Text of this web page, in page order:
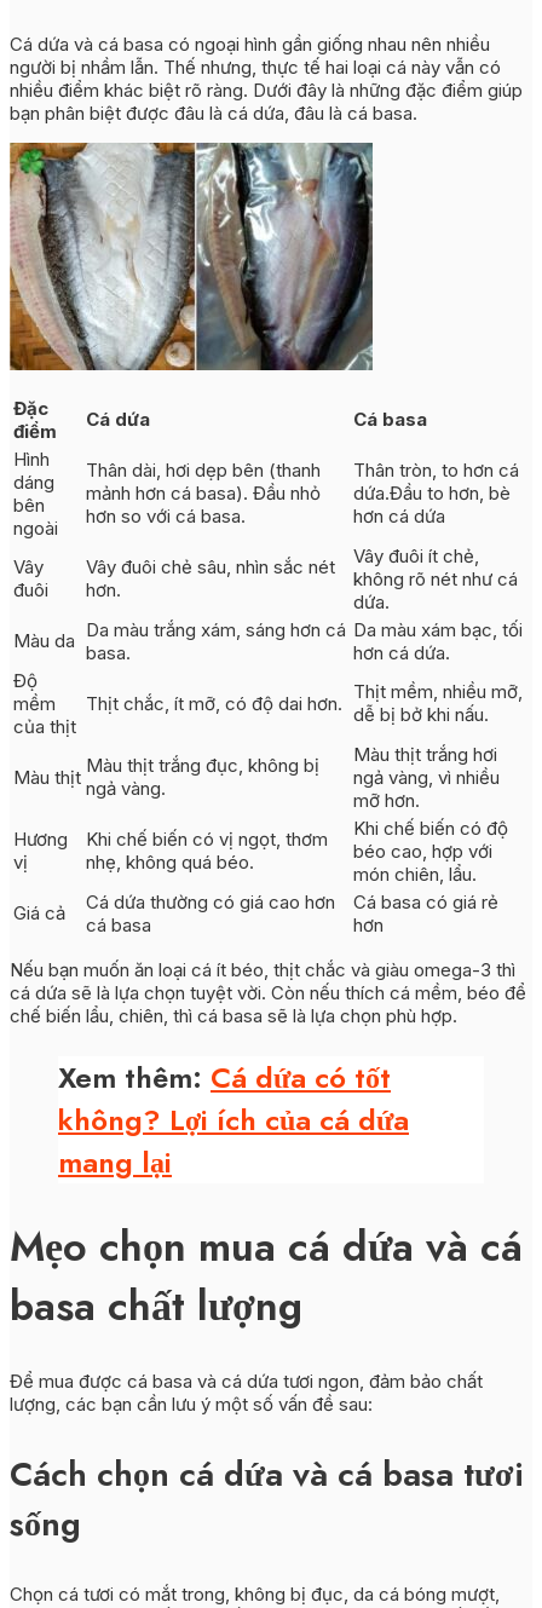
Cá dứa và cá basa có ngoại hình gần giống nhau nên nhiều
người bị nhầm lẫn. Thế nhưng, thực tế hai loại cá này vẫn có
nhiều điểm khác biệt rõ ràng. Dưới đây là những đặc điểm giúp
bạn phân biệt được đâu là cá dứa, đâu là cá basa.
Đặc
điểm
Cá dứa
Cá basa
Hình
dáng
bên
ngoài
Thân dài, hơi dẹp bên (thanh
mảnh hơn cá basa). Đầu nhỏ
hơn so với cá basa.
Thân tròn, to hơn cá
dứa.Đầu to hơn, bè
hơn cá dứa
Vây
đuôi
Vây đuôi chẻ sâu, nhìn sắc nét
hơn.
Vây đuôi ít chẻ,
không rõ nét như cá
dứa.
Màu da Da màu trắng xám, sáng hơn cá
basa.
Da màu xám bạc, tối
hơn cá dứa.
Độ
mềm
của thịt
Thịt chắc, ít mỡ, có độ dai hơn.
Thịt mềm, nhiều mỡ,
dễ bị bở khi nấu.
Màu thịt
Màu thịt trắng đục, không bị
ngả vàng.
Màu thịt trắng hơi
ngả vàng, vì nhiều
mỡ hơn.
Hương
vị
Khi chế biến có vị ngọt, thơm
nhẹ, không quá béo.
Khi chế biến có độ
béo cao, hợp với
món chiên, lẩu.
Giá cả
Cá dứa thường có giá cao hơn
cá basa
Cá basa có giá rẻ
hơn
Nếu bạn muốn ăn loại cá ít béo, thịt chắc và giàu omega-3 thì
cá dứa sẽ là lựa chọn tuyệt vời. Còn nếu thích cá mềm, béo để
chế biến lẩu, chiên, thì cá basa sẽ là lựa chọn phù hợp.
Xem thêm: Cá dứa có tốt
không? Lợi ích của cá dứa
mang lại
Mẹo chọn mua cá dứa và cá
basa chất lượng
Để mua được cá basa và cá dứa tươi ngon, đảm bảo chất
lượng, các bạn cần lưu ý một số vấn đề sau:
Cách chọn cá dứa và cá basa tươi
sống
Chọn cá tươi có mắt trong, không bị đục, da cá bóng mượt,